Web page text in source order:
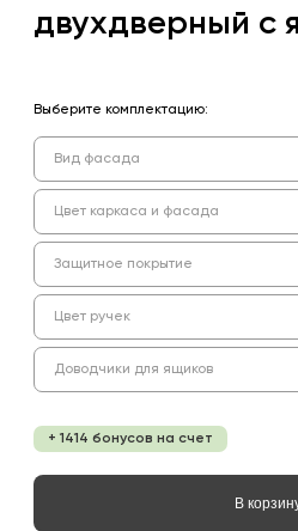
двухдверный с
Выберите комплектацию:
Вид фасада
Цвет каркаса и фасада
Защитное покрытие
Цвет ручек
Доводчики для ящиков
+ 1414 бонусов на счет
В